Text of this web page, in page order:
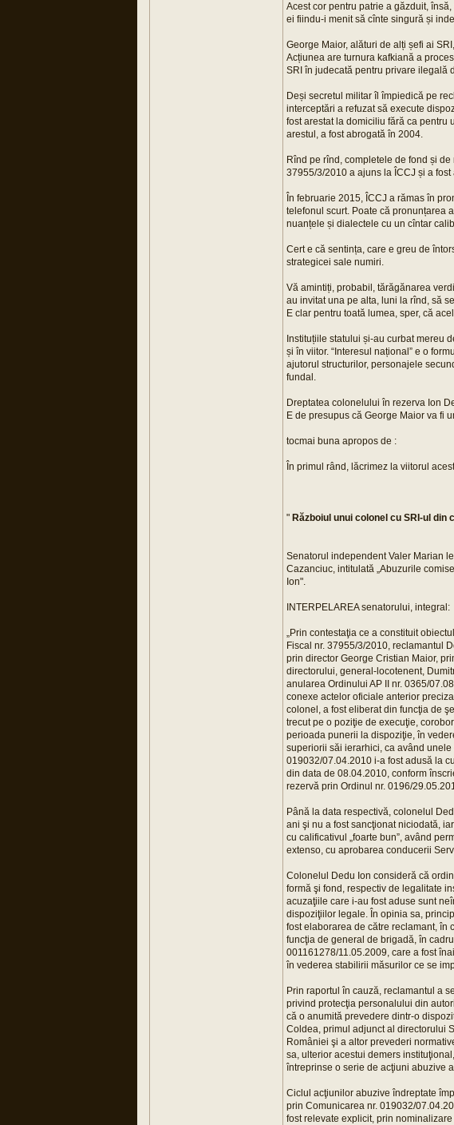
Acest cor pentru patrie a găzduit,
ei fiindu-i menit să cînte singură și
George Maior, alături de alți șefi ai
Acțiunea are turnura kafkiană a
SRI în judecată pentru privare ilegală
Deși secretul militar îl împiedică pe
interceptări a refuzat să execute
fost arestat la domiciliu fără ca pentru
arestul, a fost abrogată în 2004.
Rînd pe rînd, completele de fond și
37955/3/2010 a ajuns la ÎCCJ și a
În februarie 2015, ÎCCJ a rămas în
telefonul scurt. Poate că pronunțarea
nuanțele și dialectele cu un cîntar
Cert e că sentința, care e greu de
strategicei sale numiri.
Vă amintiți, probabil, tărăgănarea
au invitat una pe alta, luni la rînd, să
E clar pentru toată lumea, sper, că
Instituțiile statului și-au curbat mereu
și în viitor. “Interesul național” e o
ajutorul structurilor, personajele
fundal.
Dreptatea colonelului în rezerva Ion
E de presupus că George Maior va fi
tocmai buna apropos de :
În primul rând, lăcrimez la viitorul
" Războiul unui colonel cu SRI-ul din
Senatorul independent Valer Marian
Cazanciuc, intitulată „Abuzurile
Ion".
INTERPELAREA senatorului, integral:
„Prin contestaţia ce a constituit
Fiscal nr. 37955/3/2010, reclamantul
prin director George Cristian Maior,
directorului, general-locotenent,
anularea Ordinului AP II nr. 0365/
conexe actelor oficiale anterior
colonel, a fost eliberat din funcţia de
trecut pe o poziţie de execuţie,
perioada punerii la dispoziţie, în
superiorii săi ierarhici, ca având
019032/07.04.2010 i-a fost adusă la
din data de 08.04.2010, conform
rezervă prin Ordinul nr. 0196/
Până la data respectivă, colonelul
ani şi nu a fost sancţionat niciodată,
cu calificativul „foarte bun”, având
extenso, cu aprobarea conducerii
Colonelul Dedu Ion consideră că
formă şi fond, respectiv de legalitate
acuzaţiile care i-au fost aduse sunt
dispoziţiilor legale. În opinia sa,
fost elaborarea de către reclamant, în
funcţia de general de brigadă, în
001161278/11.05.2009, care a fost
în vederea stabilirii măsurilor ce se
Prin raportul în cauză, reclamantul a
privind protecţia personalului din
că o anumită prevedere dintr-o
Coldea, primul adjunct al directorului
României şi a altor prevederi
sa, ulterior acestui demers
întreprinse o serie de acţiuni abuzive
Ciclul acţiunilor abuzive îndreptate
prin Comunicarea nr. 019032/
fost relevate explicit, prin